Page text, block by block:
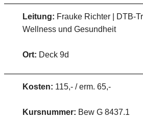
Leitung: Frauke Richter | DTB-
Wellness und Gesundheit
Ort: Deck 9d
Kosten: 115,- / erm. 65,-
Kursnummer: Bew G 8437.1